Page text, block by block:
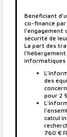
Bénéficiant
co-financé par
sécurité de
La part des
informatiques
des
pour 2
calcul
760 €